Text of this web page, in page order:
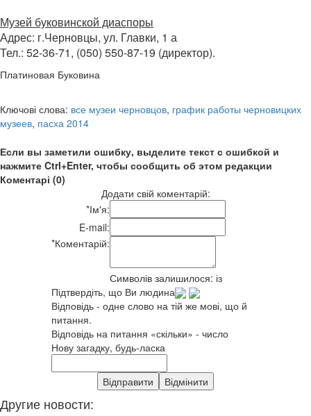
Музей буковинской диаспоры
Адрес: г.Черновцы, ул. Главки, 1 а
Тел.: 52-36-71, (050) 550-87-19 (директор).
Платиновая Буковина
Ключові слова: все музеи черновцов, график работы черновицких
музеев, пасха 2014
Если вы заметили ошибку, выделите текст с ошибкой и
нажмите Ctrl+Enter, чтобы сообщить об этом редакции
Коментарі (0)
Додати свій коментарій:
*Ім'я:
E-mail:
*Коментарій:
Символів залишилося: із
Підтвердіть, що Ви людина
Відповідь - одне слово на тій же мові, що й
питання.
Відповідь на питання «скільки» - число
Нову загадку, будь-ласка
Другие новости: